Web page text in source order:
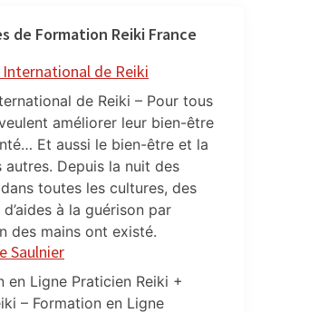
de Formation Reiki France
International de Reiki
de Reiki – Pour tous
améliorer leur bien-être
Et aussi le bien-être et la
autres. Depuis la nuit des
toutes les cultures, des
à la guérison par
des mains ont existé.
Saulnier
en Ligne Praticien Reiki +
– Formation en Ligne